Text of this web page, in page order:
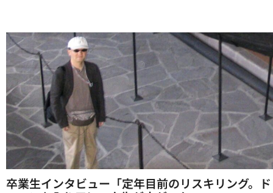
卒業生インタビュー「定年目前のリスキリング。ド